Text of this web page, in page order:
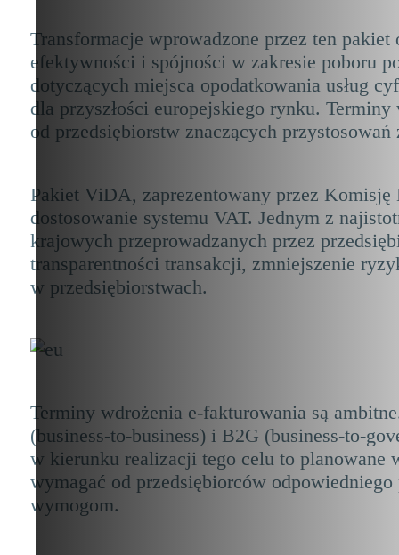
Transformacje wprowadzone przez ten
efektywności i spójności w zakresie poboru
dotyczących miejsca opodatkowania usług
dla przyszłości europejskiego rynku.
od przedsiębiorstw znaczących
Pakiet ViDA, zaprezentowany przez
dostosowanie systemu VAT. Jednym z
krajowych przeprowadzanych przez
transparentności transakcji, zmniejszenie
w przedsiębiorstwach.
Terminy wdrożenia e-fakturowania są
(business-to-business) i B2G (business-to-
w kierunku realizacji tego celu to planowane
wymagać od przedsiębiorców
wymogom.